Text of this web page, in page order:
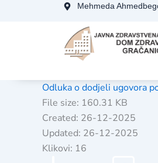
Mehmeda
Odluka o dodjeli ugovora
File size: 160.31 KB
Created: 26-12-2025
Updated: 26-12-2025
Klikovi: 16